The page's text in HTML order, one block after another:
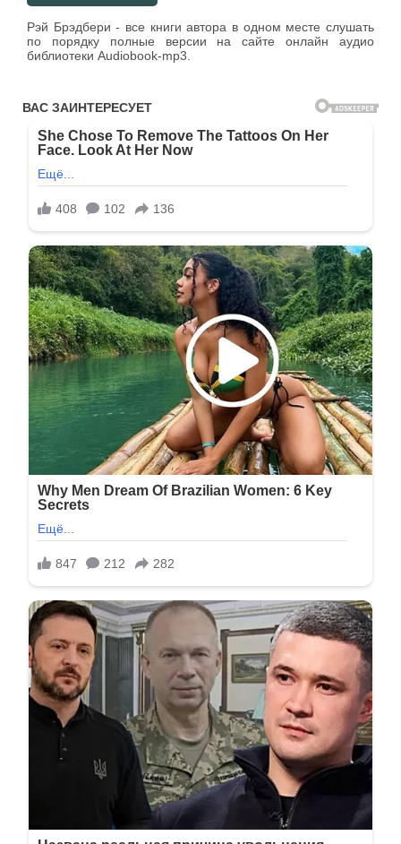
Рэй Брэдбери - все книги автора в одном месте слушать
по порядку полные версии на сайте онлайн аудио
библиотеки Audiobook-mp3.